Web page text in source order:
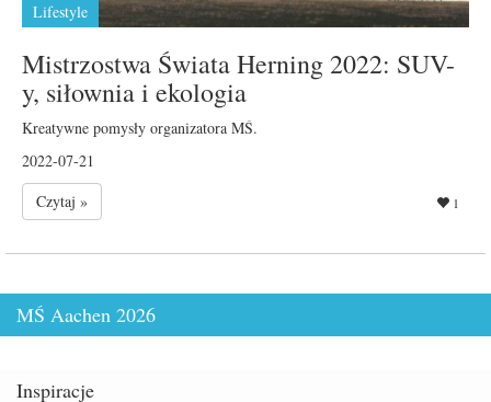
Lifestyle
Mistrzostwa Świata Herning 2022: SUV-
y, siłownia i ekologia
Kreatywne pomysły organizatora MŚ.
2022-07-21
Czytaj »
1
MŚ Aachen 2026
Inspiracje